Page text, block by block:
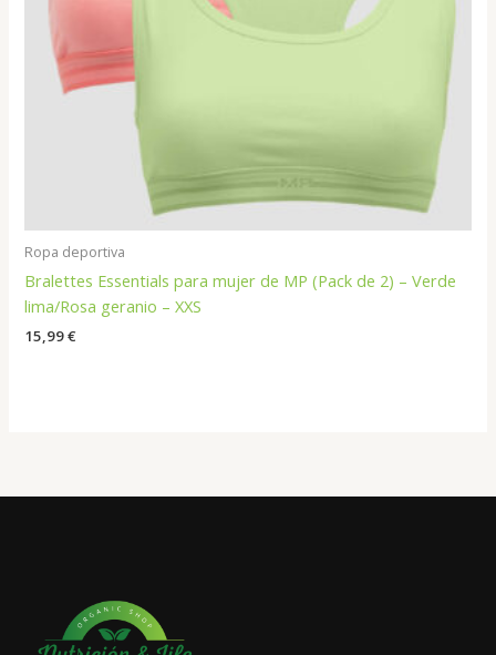
Ropa deportiva
Bralettes Essentials para mujer de MP (Pack de 2) – Verde
lima/Rosa geranio – XXS
15,99€